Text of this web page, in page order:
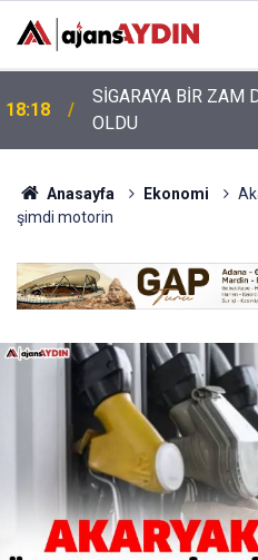
17:17
Nazilli’de motosiklet
hayatını kaybetti
Anasayfa Ekonomi
şimdi motorin